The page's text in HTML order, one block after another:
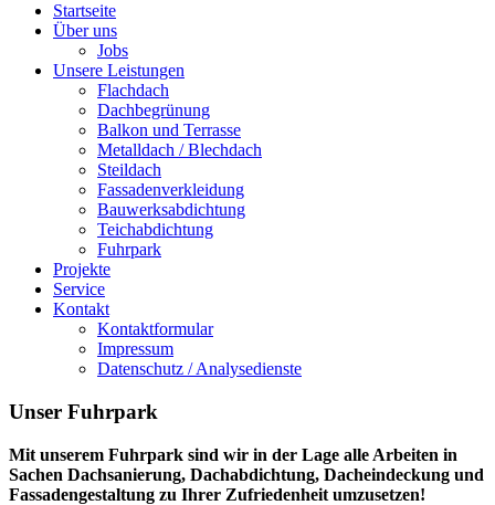
Startseite
Über uns
Jobs
Unsere Leistungen
Flachdach
Dachbegrünung
Balkon und Terrasse
Metalldach / Blechdach
Steildach
Fassadenverkleidung
Bauwerksabdichtung
Teichabdichtung
Fuhrpark
Projekte
Service
Kontakt
Kontaktformular
Impressum
Datenschutz / Analysedienste
Unser Fuhrpark
Mit unserem Fuhrpark sind wir in der Lage alle Arbeiten in
Sachen Dachsanierung, Dachabdichtung, Dacheindeckung und
Fassadengestaltung zu Ihrer Zufriedenheit umzusetzen!